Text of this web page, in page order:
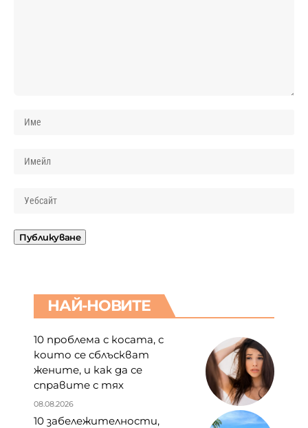
НАЙ-НОВИТЕ
10 проблема с косата, с
които се сблъскват
жените, и как да се
справите с тях
08.08.2026
10 забележителности,